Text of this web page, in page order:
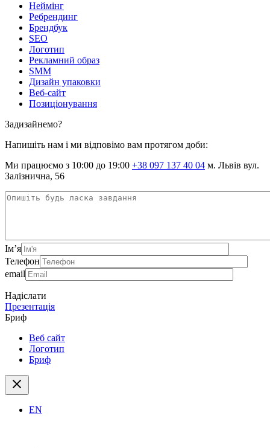
Неймінг
Ребрендинг
Брендбук
SEO
Логотип
Рекламний образ
SMM
Дизайн упаковки
Веб-сайт
Позиціонування
Задизайнемо?
Напишіть нам і ми відповімо вам протягом доби:
Ми працюємо з 10:00 до 19:00 +38 097 137 40 04 м. Львів вул.
Залізнична, 56
Ім’я
Телефон
email
Надіслати
Презентація
Бриф
Веб сайт
Логотип
Бриф
EN